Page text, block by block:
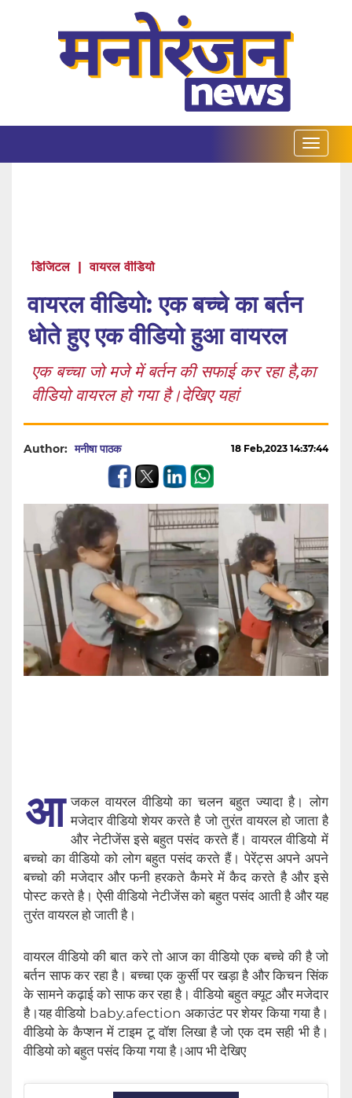
डिजिटल | वायरल वीडियो
वायरल वीडियो: एक बच्चे का बर्तन
धोते हुए एक वीडियो हुआ वायरल
एक बच्चा जो मजे में बर्तन की सफाई कर रहा है,का
वीडियो वायरल हो गया है।देखिए यहां
Author: मनीषा पाठक 18 Feb,2023 14:37:44
आ जकल वायरल वीडियो का चलन बहुत ज्यादा है। लोग
मजेदार वीडियो शेयर करते है जो तुरंत वायरल हो जाता है
और नेटीजेंस इसे बहुत पसंद करते हैं। वायरल वीडियो में
बच्चो का वीडियो को लोग बहुत पसंद करते हैं। पेरेंट्स अपने अपने
बच्चो की मजेदार और फनी हरकते कैमरे में कैद करते है और इसे
पोस्ट करते है। ऐसी वीडियो नेटीजेंस को बहुत पसंद आती है और यह
तुरंत वायरल हो जाती है।
वायरल वीडियो की बात करे तो आज का वीडियो एक बच्चे की है जो
बर्तन साफ कर रहा है। बच्चा एक कुर्सी पर खड़ा है और किचन सिंक
के सामने कढ़ाई को साफ कर रहा है। वीडियो बहुत क्यूट और मजेदार
है।यह वीडियो baby.afection अकाउंट पर शेयर किया गया है।
वीडियो के कैप्शन में टाइम टू वॉश लिखा है जो एक दम सही भी है।
वीडियो को बहुत पसंद किया गया है।आप भी देखिए